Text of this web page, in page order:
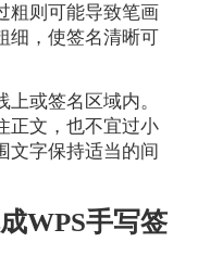
粗则可能导致笔画
细，使签名清晰可
或签名区域内。
正文，也不宜过小
文字保持适当的间
WPS手写签